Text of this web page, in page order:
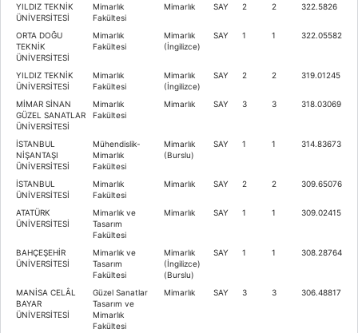
YILDIZ TEKNİK
ÜNİVERSİTESİ
Mimarlık
Fakültesi
Mimarlık SAY 2 2 322.5826
ORTA DOĞU
TEKNİK
ÜNİVERSİTESİ
Mimarlık
Fakültesi
Mimarlık
(İngilizce)
SAY 1 1 322.05582
YILDIZ TEKNİK
ÜNİVERSİTESİ
Mimarlık
Fakültesi
Mimarlık
(İngilizce)
SAY 2 2 319.01245
MİMAR SİNAN
GÜZEL SANATLAR
ÜNİVERSİTESİ
Mimarlık
Fakültesi
Mimarlık SAY 3 3 318.03069
İSTANBUL
NİŞANTAŞI
ÜNİVERSİTESİ
Mühendislik-
Mimarlık
Fakültesi
Mimarlık
(Burslu)
SAY 1 1 314.83673
İSTANBUL
ÜNİVERSİTESİ
Mimarlık
Fakültesi
Mimarlık SAY 2 2 309.65076
ATATÜRK
ÜNİVERSİTESİ
Mimarlık ve
Tasarım
Fakültesi
Mimarlık SAY 1 1 309.02415
BAHÇEŞEHİR
ÜNİVERSİTESİ
Mimarlık ve
Tasarım
Fakültesi
Mimarlık
(İngilizce)
(Burslu)
SAY 1 1 308.28764
MANİSA CELÂL
BAYAR
ÜNİVERSİTESİ
Güzel Sanatlar
Tasarım ve
Mimarlık
Fakültesi
Mimarlık SAY 3 3 306.48817